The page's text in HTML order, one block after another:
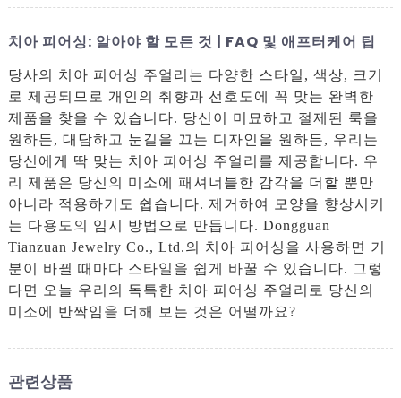
치아 피어싱: 알아야 할 모든 것 | FAQ 및 애프터케어 팁
당사의 치아 피어싱 주얼리는 다양한 스타일, 색상, 크기
로 제공되므로 개인의 취향과 선호도에 꼭 맞는 완벽한
제품을 찾을 수 있습니다. 당신이 미묘하고 절제된 룩을
원하든, 대담하고 눈길을 끄는 디자인을 원하든, 우리는
당신에게 딱 맞는 치아 피어싱 주얼리를 제공합니다. 우
리 제품은 당신의 미소에 패셔너블한 감각을 더할 뿐만
아니라 적용하기도 쉽습니다. 제거하여 모양을 향상시키
는 다용도의 임시 방법으로 만듭니다. Dongguan
Tianzuan Jewelry Co., Ltd.의 치아 피어싱을 사용하면 기
분이 바뀔 때마다 스타일을 쉽게 바꿀 수 있습니다. 그렇
다면 오늘 우리의 독특한 치아 피어싱 주얼리로 당신의
미소에 반짝임을 더해 보는 것은 어떨까요?
관련상품